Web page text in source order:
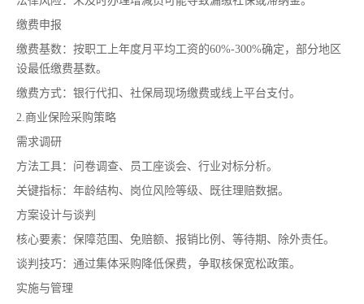
缴费申报
缴费基数：按职工上年度月平均工资的60%-300%确定，部分地区
设最低缴费基数。
缴费方式：银行代扣、社保局现场缴费或线上平台支付。
2.商业保险采购策略
需求调研
方法工具：问卷调查、员工座谈会、行业对标分析。
关键指标：年龄结构、岗位风险等级、既往理赔数据。
方案设计与谈判
核心要素：保障范围、免赔额、报销比例、等待期、除外责任。
谈判技巧：通过集体采购降低保费，争取核保宽松政策。
实施与管理